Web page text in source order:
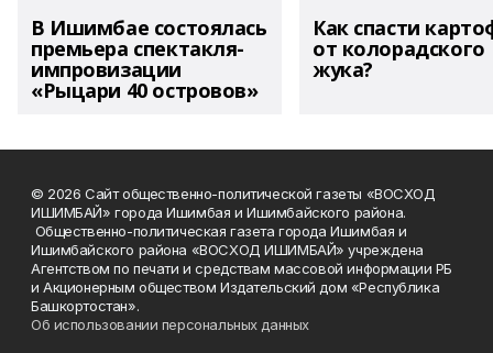
В Ишимбае состоялась
премьера спектакля-
импровизации
«Рыцари 40 островов»
Как спасти
от колорадского
жука?
© 2026 Сайт общественно-политической газеты «ВОСХОД
ИШИМБАЙ» города Ишимбая и Ишимбайского района.
Общественно-политическая газета города Ишимбая и
Ишимбайского района «ВОСХОД ИШИМБАЙ» учреждена
Агентством по печати и средствам массовой информации РБ
и Акционерным обществом Издательский дом «Республика
Башкортостан».
Об использовании персональных данных